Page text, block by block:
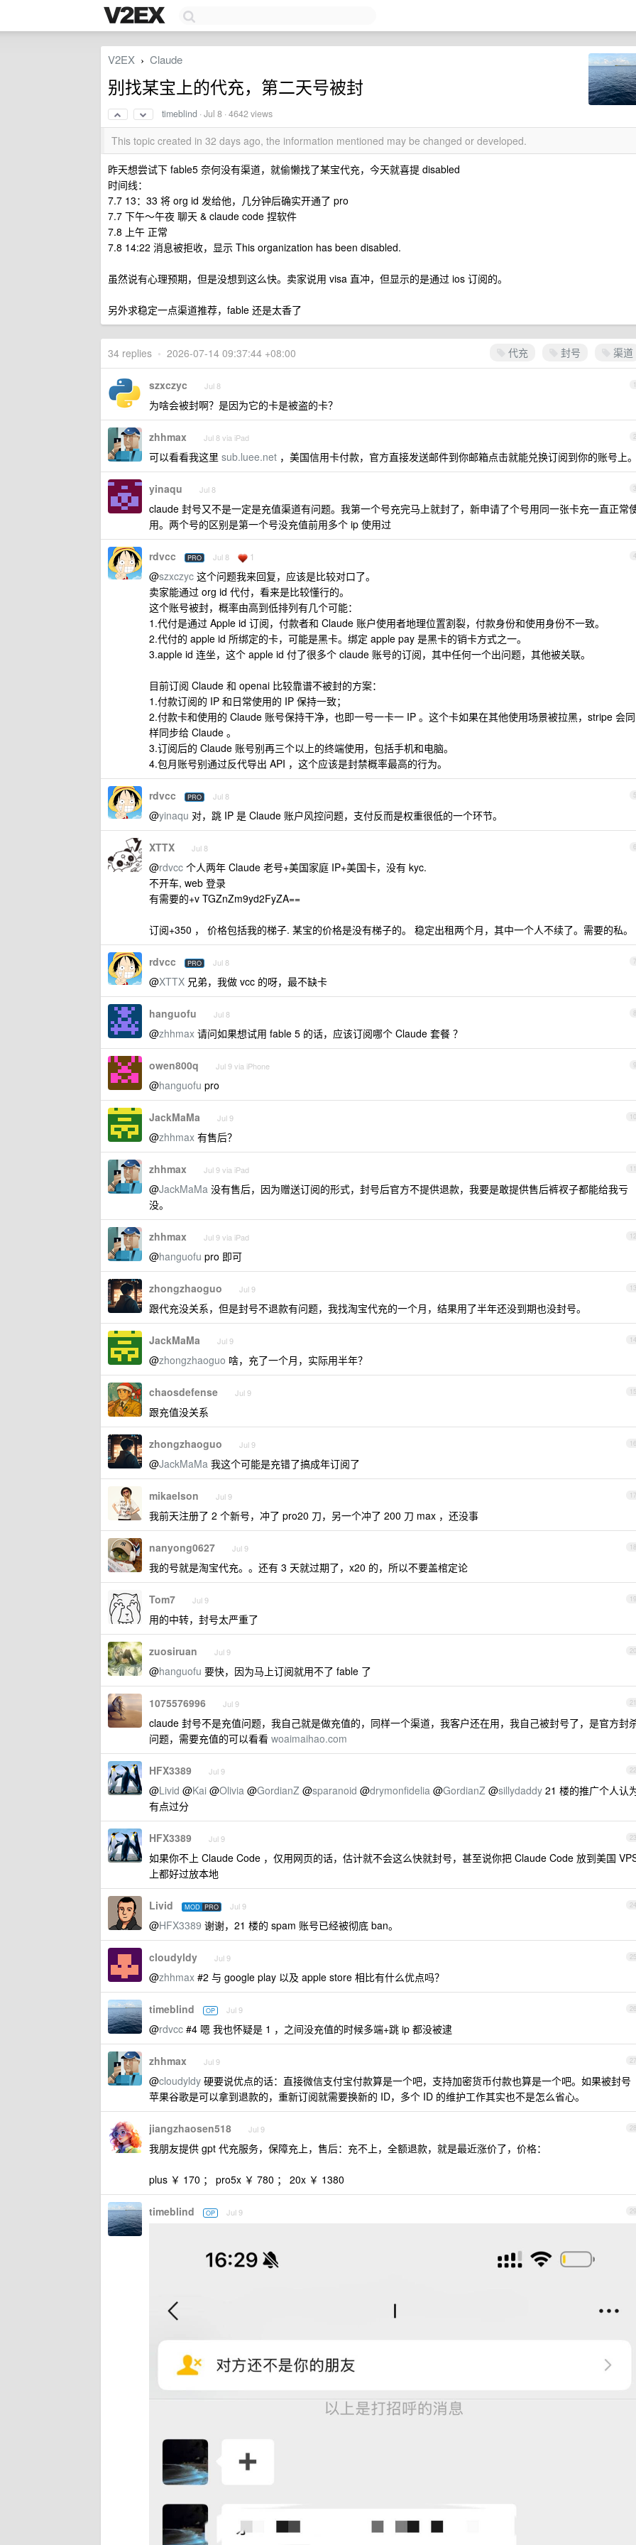
V2EX › Claude
别找某宝上的代充，第二天号被封
timeblind ·Jul 8 · 4642 views
This topic created in 32 days ago, the information mentioned may be changed or developed.
昨天想尝试下 fable5 奈何没有渠道，就偷懒找了某宝代充，今天就喜提 disabled
时间线：
7.7 13：33 将 org id 发给他，几分钟后确实开通了 pro
7.7 下午～午夜 聊天 & claude code 捏软件
7.8 上午 正常
7.8 14:22 消息被拒收，显示 This organization has been disabled.
虽然说有心理预期，但是没想到这么快。卖家说用 visa 直冲，但显示的是通过 ios 订阅的。
另外求稳定一点渠道推荐，fable 还是太香了
代充 封号 渠道
34 replies • 2026-07-14 09:37:44 +08:00
1
szxczyc Jul 8
为啥会被封啊？是因为它的卡是被盗的卡？
2
zhhmax Jul 8 via iPad
可以看看我这里 sub.luee.net ，美国信用卡付款，官方直接发送邮件到你邮箱点击就能兑换订阅到你的账号上
3
yinaqu Jul 8
claude 封号又不是一定是充值渠道有问题。我第一个号充完马上就封了，新申请了个号用同一张卡充一直正常
用。两个号的区别是第一个号没充值前用多个 ip 使用过
4
rdvcc PRO Jul 8 1
@szxczyc 这个问题我来回复，应该是比较对口了。
卖家能通过 org id 代付，看来是比较懂行的。
这个账号被封，概率由高到低排列有几个可能：
1.代付是通过 Apple id 订阅，付款者和 Claude 账户使用者地理位置割裂，付款身份和使用身份不一致。
2.代付的 apple id 所绑定的卡，可能是黑卡。绑定 apple pay 是黑卡的销卡方式之一。
3.apple id 连坐，这个 apple id 付了很多个 claude 账号的订阅，其中任何一个出问题，其他被关联。
目前订阅 Claude 和 openai 比较靠谱不被封的方案：
1.付款订阅的 IP 和日常使用的 IP 保持一致；
2.付款卡和使用的 Claude 账号保持干净，也即一号一卡一 IP 。这个卡如果在其他使用场景被拉黑，stripe 会同
样同步给 Claude 。
3.订阅后的 Claude 账号别再三个以上的终端使用，包括手机和电脑。
4.包月账号别通过反代导出 API ，这个应该是封禁概率最高的行为。
5
rdvcc PRO Jul 8
@yinaqu 对，跳 IP 是 Claude 账户风控问题，支付反而是权重很低的一个环节。
6
XTTX Jul 8
@rdvcc 个人两年 Claude 老号+美国家庭 IP+美国卡，没有 kyc.
不开车, web 登录
有需要的+v TGZnZm9yd2FyZA==
订阅+350 ， 价格包括我的梯子. 某宝的价格是没有梯子的。 稳定出租两个月，其中一个人不续了。需要的私。
7
rdvcc PRO Jul 8
@XTTX 兄弟，我做 vcc 的呀，最不缺卡
8
hanguofu Jul 8
@zhhmax 请问如果想试用 fable 5 的话，应该订阅哪个 Claude 套餐 ？
9
owen800q Jul 9 via iPhone
@hanguofu pro
10
JackMaMa Jul 9
@zhhmax 有售后？
11
zhhmax Jul 9 via iPad
@JackMaMa 没有售后，因为赠送订阅的形式，封号后官方不提供退款，我要是敢提供售后裤衩子都能给我亏
没。
12
zhhmax Jul 9 via iPad
@hanguofu pro 即可
13
zhongzhaoguo Jul 9
跟代充没关系，但是封号不退款有问题，我找淘宝代充的一个月，结果用了半年还没到期也没封号。
14
JackMaMa Jul 9
@zhongzhaoguo 啥，充了一个月，实际用半年？
15
chaosdefense Jul 9
跟充值没关系
16
zhongzhaoguo Jul 9
@JackMaMa 我这个可能是充错了搞成年订阅了
17
mikaelson Jul 9
我前天注册了 2 个新号，冲了 pro20 刀，另一个冲了 200 刀 max ，还没事
18
nanyong0627 Jul 9
我的号就是淘宝代充。。还有 3 天就过期了，x20 的，所以不要盖棺定论
19
Tom7 Jul 9
用的中转，封号太严重了
20
zuosiruan Jul 9
@hanguofu 要快，因为马上订阅就用不了 fable 了
21
1075576996 Jul 9
claude 封号不是充值问题，我自己就是做充值的，同样一个渠道，我客户还在用，我自己被封号了，是官方封
问题，需要充值的可以看看 woaimaihao.com
22
HFX3389 Jul 9
@Livid @Kai @Olivia @GordianZ @sparanoid @drymonfidelia @GordianZ @sillydaddy 21 楼的推广个人认
有点过分
23
HFX3389 Jul 9
如果你不上 Claude Code ，仅用网页的话，估计就不会这么快就封号，甚至说你把 Claude Code 放到美国
上都好过放本地
24
Livid MOD PRO Jul 9
@HFX3389 谢谢，21 楼的 spam 账号已经被彻底 ban。
25
cloudyldy Jul 9
@zhhmax #2 与 google play 以及 apple store 相比有什么优点吗？
26
timeblind OP Jul 9
@rdvcc #4 嗯 我也怀疑是 1 ，之间没充值的时候多端+跳 ip 都没被逮
27
zhhmax Jul 9
@cloudyldy 硬要说优点的话：直接微信支付宝付款算是一个吧，支持加密货币付款也算是一个吧。如果被封号
苹果谷歌是可以拿到退款的，重新订阅就需要换新的 ID，多个 ID 的维护工作其实也不是怎么省心。
28
jiangzhaosen518 Jul 9
我朋友提供 gpt 代充服务，保障充上，售后：充不上，全额退款，就是最近涨价了，价格：
plus ￥ 170 ； pro5x ￥ 780 ； 20x ￥ 1380
29
timeblind OP Jul 9